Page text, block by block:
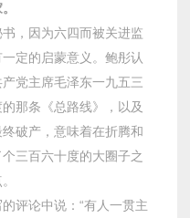
，因为六四而被关进监
定的启蒙意义。鲍彤认
党主席毛泽东一九五三
那条《总路线》，以及
破产，意味着在折腾和
三百六十度的大圈子之
评论中说：“有人一贯主